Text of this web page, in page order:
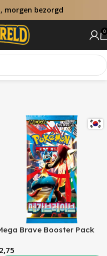
morgen bezorgd
0
Brave Booster Pack
2,75